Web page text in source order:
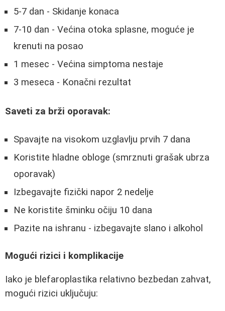
5-7 dan - Skidanje konaca
7-10 dan - Većina otoka splasne, moguće je
krenuti na posao
1 mesec - Većina simptoma nestaje
3 meseca - Konačni rezultat
Saveti za brži oporavak:
Spavajte na visokom uzglavlju prvih 7 dana
Koristite hladne obloge (smrznuti grašak ubrza
oporavak)
Izbegavajte fizički napor 2 nedelje
Ne koristite šminku očiju 10 dana
Pazite na ishranu - izbegavajte slano i alkohol
Mogući rizici i komplikacije
Iako je blefaroplastika relativno bezbedan zahvat,
mogući rizici uključuju: